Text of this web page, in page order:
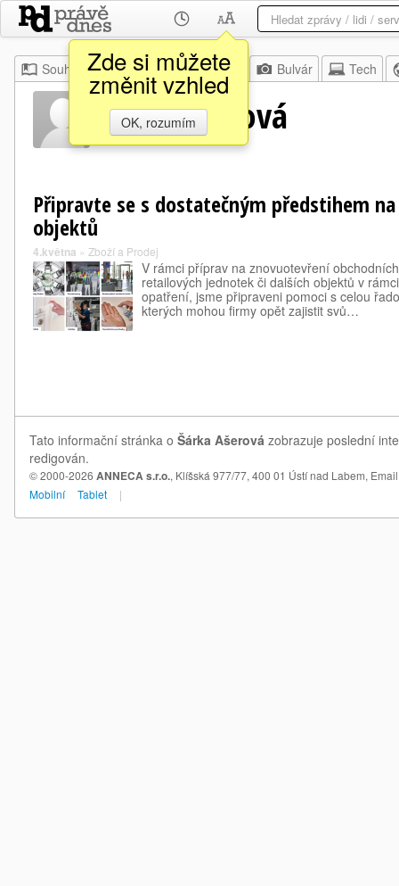
Zde si můžete
změnit vzhled
OK, rozumím
Souhrn Moje Z domova Bulvár Tech
Šárka Ašerová
Připravte se s dostatečným předstihem
objektů
4.května » Zboží a Prodej
V rámci příprav na znovuotevření
retailových jednotek či dalších objektů v
opatření, jsme připraveni pomoci s celou
kterých mohou firmy opět zajistit svů…
Tato informační stránka o Šárka Ašerová zobrazuje poslední
redigován.
© 2000-2026 ANNECA s.r.o., Klíšská 977/77, 400 01 Ústí nad Labem,
Mobilní
Tablet |